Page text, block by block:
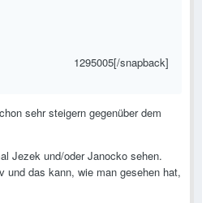
1295005[/snapback]
sehr steigern gegenüber dem
Jezek und/oder Janocko sehen.
und das kann, wie man gesehen hat,